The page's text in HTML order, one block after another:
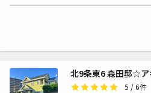
北9条東6 森田邸☆ア
5 / 6件